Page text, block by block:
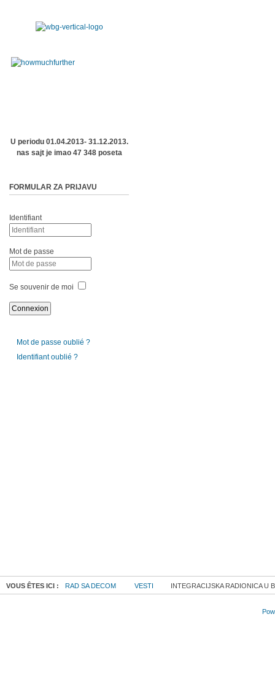
U periodu 01.04.2013- 31.12.2013.
nas sajt je imao 47 348 poseta
FORMULAR ZA PRIJAVU
Identifiant
Mot de passe
Se souvenir de moi
Mot de passe oublié ?
Identifiant oublié ?
VOUS ÊTES ICI : RAD SA DECOM VESTI INTEGRACIJSKA RADIONICA U